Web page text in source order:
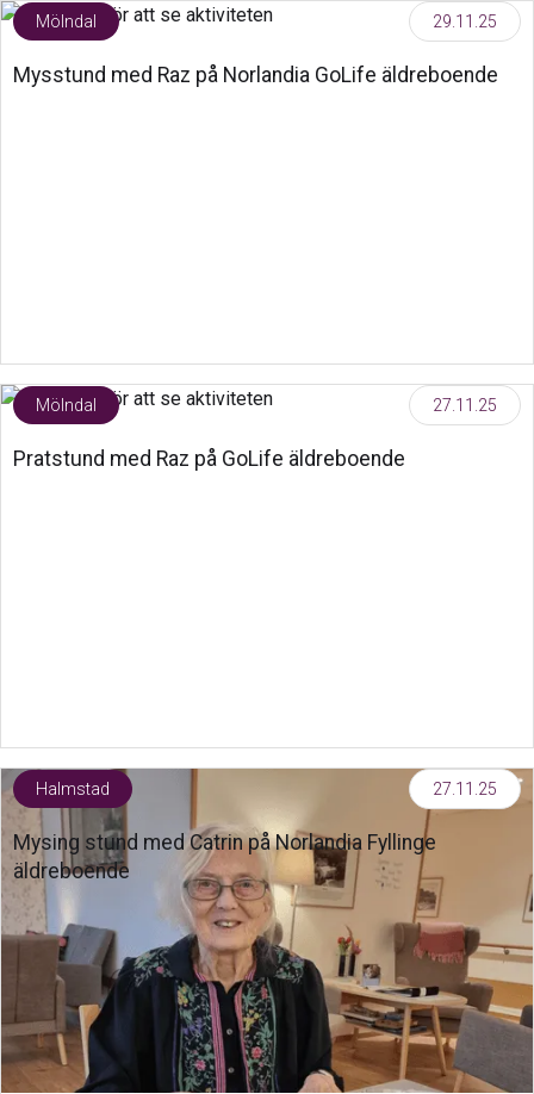
Mölndal 29.11.25
Mysstund med Raz på Norlandia GoLife äldreboende
Mölndal 27.11.25
Pratstund med Raz på GoLife äldreboende
Halmstad 27.11.25
Mysing stund med Catrin på Norlandia Fyllinge
äldreboende